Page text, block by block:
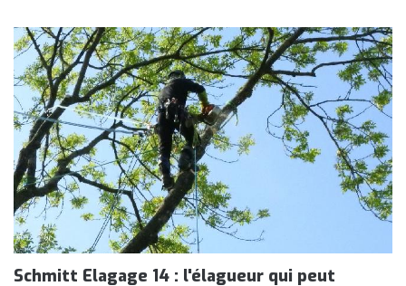
Schmitt Elagage 14 : l'élagueur qui peut